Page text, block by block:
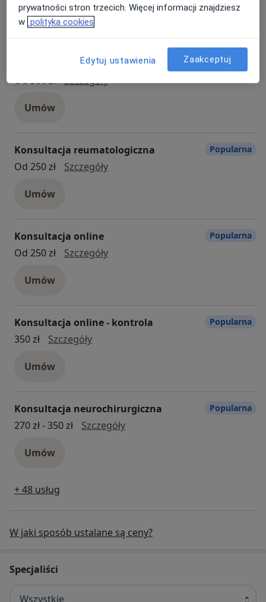
Wszystkie
Konsultacja neurologiczna
Od 300 zł
SzczegółyKonsultacja neurologiczna
Umów
Popularna
Konsultacja reumatologiczna
Od 250 zł
Szczegółykonsultacja reumatologiczna
Umów
Popularna
Konsultacja online
Od 250 zł
Szczegółykonsultacja online
Umów
Popularna
Konsultacja online - kontrola
350 zł
Szczegółykonsultacja online - kontrola
Umów
Popularna
Konsultacja neurochirurgiczna
270 zł - 350 zł
Szczegółykonsultacja neurochirurgiczna
Umów
Popularna
+ 48 usług
W jaki sposób ustalane są ceny?
Specjaliści
Wszystkie
prywatności stron trzecich. Więcej informacji znajdziesz
w polityka cookies
Edytuj ustawienia Zaakceptuj